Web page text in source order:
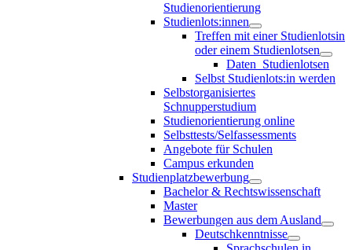
Studienorientierung
Studienlots:innen
Treffen mit einer Studienlotsin
oder einem Studienlotsen
Daten_Studienlotsen
Selbst Studienlots:in werden
Selbstorganisiertes
Schnupperstudium
Studienorientierung online
Selbsttests/Selfassessments
Angebote für Schulen
Campus erkunden
Studienplatzbewerbung
Bachelor & Rechtswissenschaft
Master
Bewerbungen aus dem Ausland
Deutschkenntnisse